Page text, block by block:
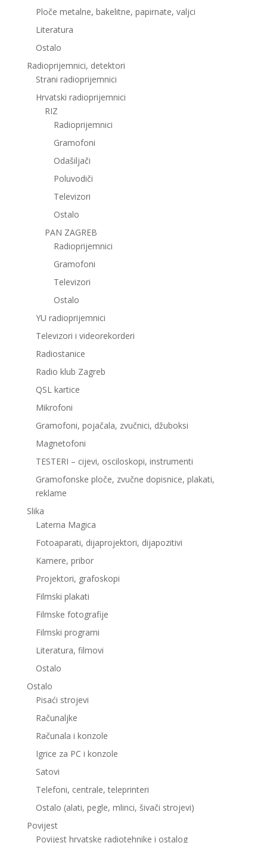
Ploče metalne, bakelitne, papirnate, valjci
Literatura
Ostalo
Radioprijemnici, detektori
Strani radioprijemnici
Hrvatski radioprijemnici
RIZ
Radioprijemnici
Gramofoni
Odašiljači
Poluvodiči
Televizori
Ostalo
PAN ZAGREB
Radioprijemnici
Gramofoni
Televizori
Ostalo
YU radioprijemnici
Televizori i videorekorderi
Radiostanice
Radio klub Zagreb
QSL kartice
Mikrofoni
Gramofoni, pojačala, zvučnici, džuboksi
Magnetofoni
TESTERI – cijevi, osciloskopi, instrumenti
Gramofonske ploče, zvučne dopisnice, plakati,
reklame
Slika
Laterna Magica
Fotoaparati, dijaprojektori, dijapozitivi
Kamere, pribor
Projektori, grafoskopi
Filmski plakati
Filmske fotografije
Filmski programi
Literatura, filmovi
Ostalo
Ostalo
Pisaći strojevi
Računaljke
Računala i konzole
Igrice za PC i konzole
Satovi
Telefoni, centrale, teleprinteri
Ostalo (alati, pegle, mlinci, šivači strojevi)
Povijest
Povijest hrvatske radiotehnike i ostalog